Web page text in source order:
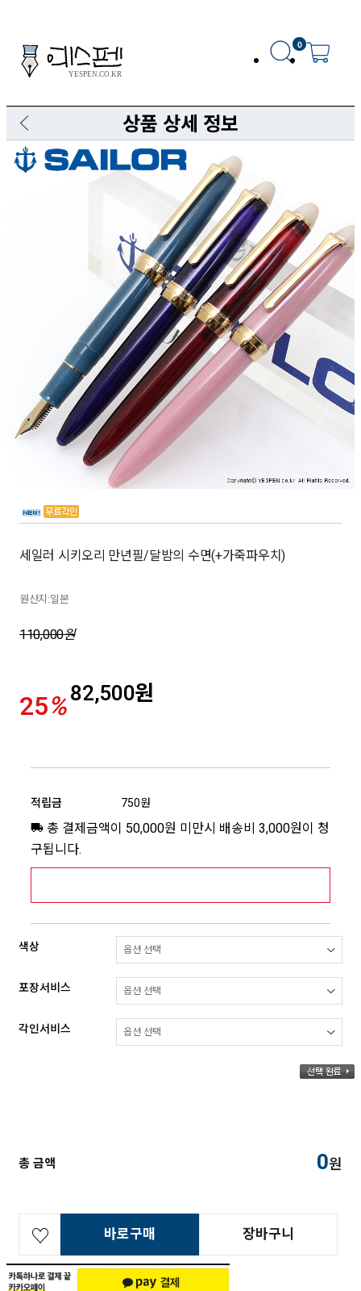
0
상품 상세 정보
세일러 시키오리 만년필/달밤의 수면(+가죽파우치)
원산지:일본
110,000원
25%82,500원
적립금 750원
총 결제금액이 50,000원 미만시 배송비 3,000원이 청
구됩니다.
색상
포장서비스
각인서비스
총 금액 0원
바로구매 장바구니